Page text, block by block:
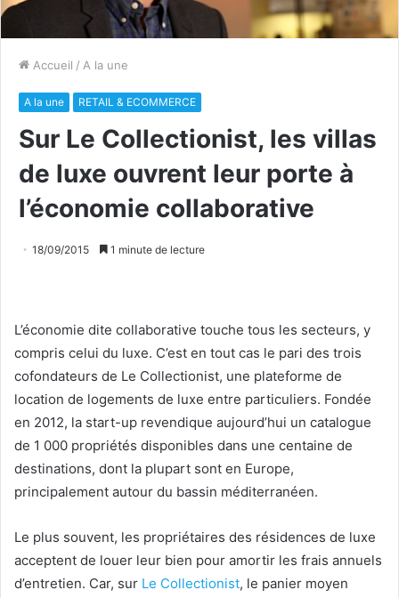
Accueil / A la une
A la une RETAIL & ECOMMERCE
Sur Le Collectionist, les villas
de luxe ouvrent leur porte à
l’économie collaborative
18/09/2015 1 minute de lecture
L’économie dite collaborative touche tous les secteurs, y
compris celui du luxe. C’est en tout cas le pari des trois
cofondateurs de Le Collectionist, une plateforme de
location de logements de luxe entre particuliers. Fondée
en 2012, la start-up revendique aujourd’hui un catalogue
de 1 000 propriétés disponibles dans une centaine de
destinations, dont la plupart sont en Europe,
principalement autour du bassin méditerranéen.
Le plus souvent, les propriétaires des résidences de luxe
acceptent de louer leur bien pour amortir les frais annuels
d’entretien. Car, sur Le Collectionist, le panier moyen